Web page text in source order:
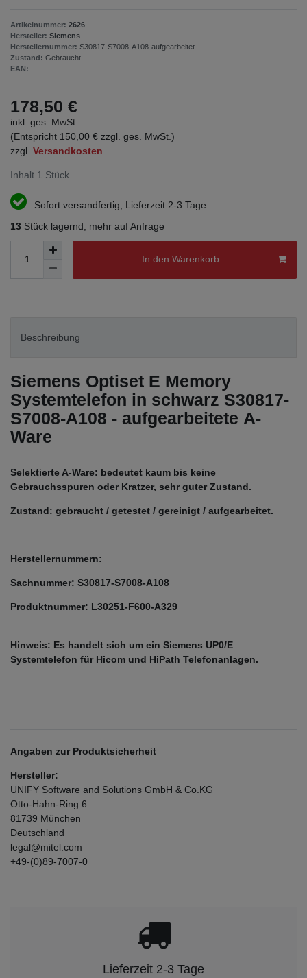
Artikelnummer: 2626
Hersteller: Siemens
Herstellernummer: S30817-S7008-A108-aufgearbeitet
Zustand: Gebraucht
EAN:
178,50 €
inkl. ges. MwSt.
(Entspricht 150,00 € zzgl. ges. MwSt.)
zzgl. Versandkosten
Inhalt 1 Stück
Sofort versandfertig, Lieferzeit 2-3 Tage
13 Stück lagernd, mehr auf Anfrage
In den Warenkorb
Beschreibung
Siemens Optiset E Memory
Systemtelefon in schwarz S30817-
S7008-A108 - aufgearbeitete A-
Ware
Selektierte A-Ware: bedeutet kaum bis keine
Gebrauchsspuren oder Kratzer, sehr guter Zustand.
Zustand: gebraucht / getestet / gereinigt / aufgearbeitet.
Herstellernummern:
Sachnummer: S30817-S7008-A108
Produktnummer: L30251-F600-A329
Hinweis: Es handelt sich um ein Siemens UP0/E
Systemtelefon für Hicom und HiPath Telefonanlagen.
Angaben zur Produktsicherheit
Hersteller:
UNIFY Software and Solutions GmbH & Co.KG
Otto-Hahn-Ring 6
81739 München
Deutschland
legal@mitel.com
+49-(0)89-7007-0
Lieferzeit 2-3 Tage